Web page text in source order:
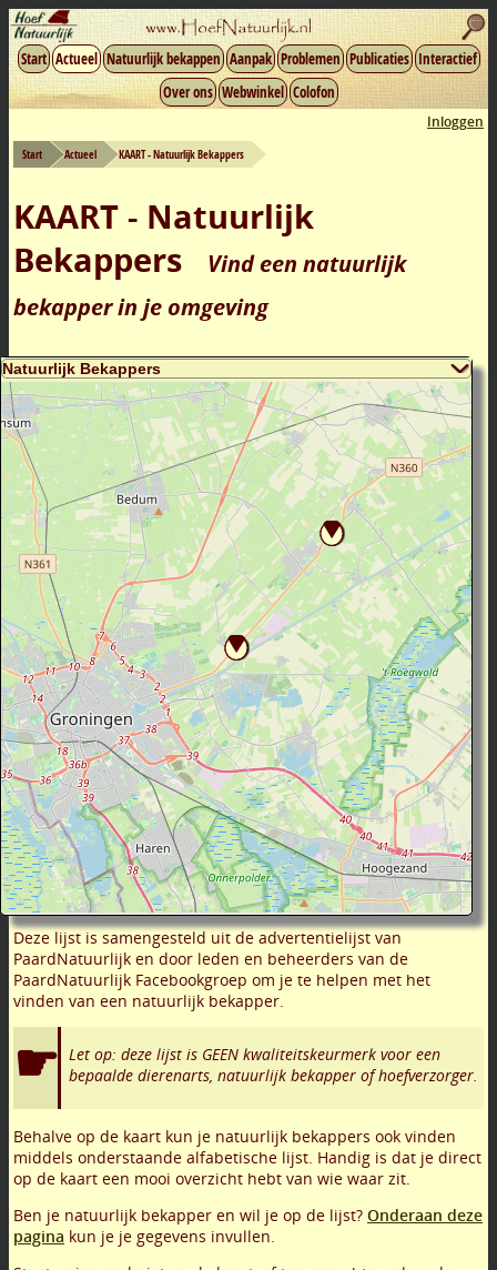
Start Actueel Natuurlijk bekappen Aanpak Problemen Publicaties Interactief
Over ons Webwinkel Colofon
Inloggen
Start Actueel KAART - Natuurlijk Bekappers
KAART - Natuurlijk
Bekappers
Vind een natuurlijk
bekapper in je omgeving
Deze lijst is samengesteld uit de advertentielijst van
PaardNatuurlijk en door leden en beheerders van de
PaardNatuurlijk Facebookgroep om je te helpen met het
vinden van een natuurlijk bekapper.
Let op: deze lijst is GEEN kwaliteitskeurmerk voor een
bepaalde dierenarts, natuurlijk bekapper of hoefverzorger.
Behalve op de kaart kun je natuurlijk bekappers ook vinden
middels onderstaande alfabetische lijst. Handig is dat je direct
op de kaart een mooi overzicht hebt van wie waar zit.
Ben je natuurlijk bekapper en wil je op de lijst? Onderaan deze
pagina kun je je gegevens invullen.